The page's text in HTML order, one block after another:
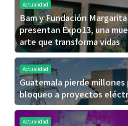
Actualidad
Bam y Fundación
presentan Expo13, una
arte que transforma vidas
Actualidad
Guatemala pierde millones
bloqueo a proyectos
Actualidad